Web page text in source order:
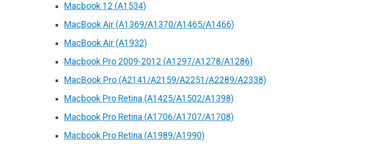
Macbook 12 (А1534)
MacBook Air (A1369/A1370/A1465/A1466)
MacBook Air (A1932)
Macbook Pro 2009-2012 (A1297/A1278/A1286)
MacBook Pro (А2141/А2159/А2251/A2289/A2338)
Macbook Pro Retina (А1425/A1502/A1398)
Macbook Pro Retina (А1706/A1707/A1708)
Macbook Pro Retina (А1989/A1990)